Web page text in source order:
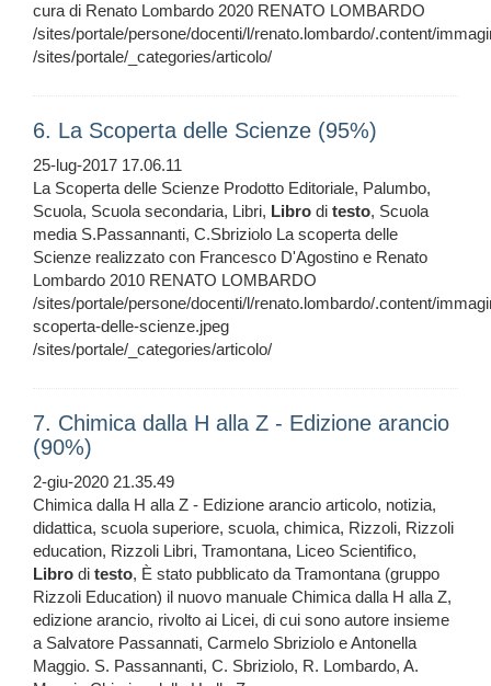
cura di Renato Lombardo 2020 RENATO LOMBARDO
/sites/portale/persone/docenti/l/renato.lombardo/.content/
/sites/portale/_categories/articolo/
6. La Scoperta delle Scienze (95%)
25-lug-2017 17.06.11
La Scoperta delle Scienze Prodotto Editoriale, Palumbo,
Scuola, Scuola secondaria, Libri, Libro di testo, Scuola
media S.Passannanti, C.Sbriziolo La scoperta delle
Scienze realizzato con Francesco D'Agostino e Renato
Lombardo 2010 RENATO LOMBARDO
/sites/portale/persone/docenti/l/renato.lombardo/.content/
scoperta-delle-scienze.jpeg
/sites/portale/_categories/articolo/
7. Chimica dalla H alla Z - Edizione arancio
(90%)
2-giu-2020 21.35.49
Chimica dalla H alla Z - Edizione arancio articolo, notizia,
didattica, scuola superiore, scuola, chimica, Rizzoli, Rizzoli
education, Rizzoli Libri, Tramontana, Liceo Scientifico,
Libro di testo, È stato pubblicato da Tramontana (gruppo
Rizzoli Education) il nuovo manuale Chimica dalla H alla Z,
edizione arancio, rivolto ai Licei, di cui sono autore insieme
a Salvatore Passannati, Carmelo Sbriziolo e Antonella
Maggio. S. Passannanti, C. Sbriziolo, R. Lombardo, A.